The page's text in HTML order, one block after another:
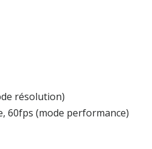
résolution)
60fps (mode performance)